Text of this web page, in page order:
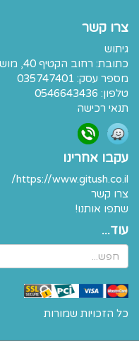
צרו קשר
גיתוש
כתובת: רחוב הקטיף 40, מושב שחר 7933500
מספר עסק: 035747401
טלפון: 0546643436
תנאי רכישה
עקבו אחרינו
https://www.gitush.co.il/
צרו קשר
שתפו אותנו!
עוד...
כל הזכויות שמורות